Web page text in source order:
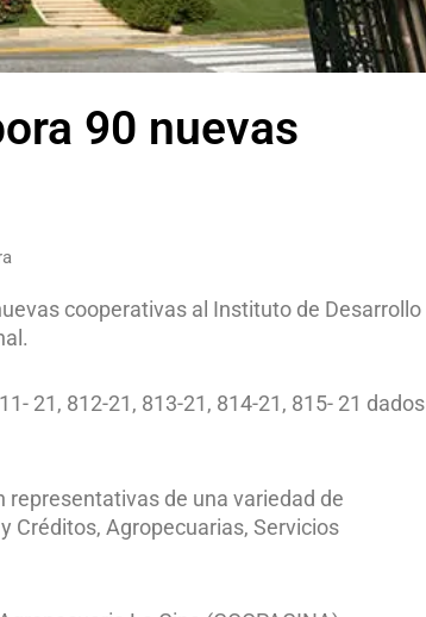
90 nuevas
cooperativas al Instituto de Desarrollo
21, 812-21, 813-21, 814-21, 815- 21 dados
de una variedad de
Créditos, Agropecuarias, Servicios